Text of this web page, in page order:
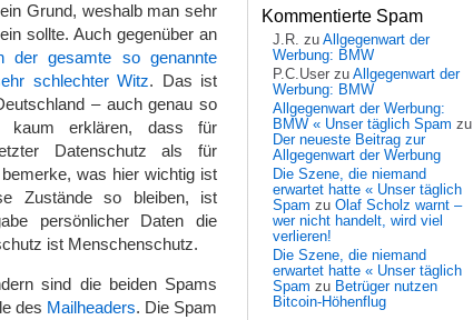
Grund, weshalb man sehr
sollte. Auch gegenüber an
der gesamte so genannte
schlechter Witz. Das ist
– auch genau so
kaum erklären, dass für
Datenschutz als für
was hier wichtig ist
Zustände so bleiben, ist
persönlicher Daten die
ist Menschenschutz.
sind die beiden Spams
des Mailheaders. Die Spam
Kommentierte Spam
J.R. zu Allgegenwart der
Werbung: BMW
P.C.User zu Allgegenwart der
Werbung: BMW
Allgegenwart der Werbung:
BMW « Unser täglich Spam zu
Der neueste Beitrag zur
Allgegenwart der Werbung
Die Szene, die niemand
erwartet hatte « Unser täglich
Spam zu Olaf Scholz warnt –
wer nicht handelt, wird viel
verlieren!
Die Szene, die niemand
erwartet hatte « Unser täglich
Spam zu Betrüger nutzen
Bitcoin-Höhenflug